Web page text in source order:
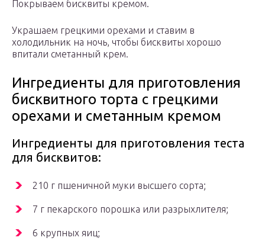
Покрываем бисквиты кремом.
Украшаем грецкими орехами и ставим в
холодильник на ночь, чтобы бисквиты хорошо
впитали сметанный крем.
Ингредиенты для приготовления
бисквитного торта с грецкими
орехами и сметанным кремом
Ингредиенты для приготовления теста
для бисквитов:
210 г пшеничной муки высшего сорта;
7 г пекарского порошка или разрыхлителя;
6 крупных яиц;